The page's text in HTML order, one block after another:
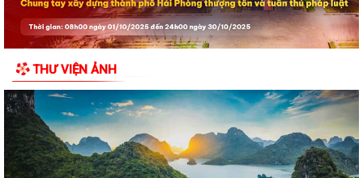
Khai mạc Lễ hội truyền thống Đình Phù Long năm 2026
Đặc khu Cát Hải dâng hương tưởng niệm các Anh hùng liệt sĩ nhân kỷ
niệm 79 năm Ngày Thương binh -...
Lãnh đạo đặc khu Cát Hải thăm, tặng quà người có công nhân kỷ niệm
79 năm Ngày Thương binh - Liệt sĩ
Bí thư Đảng ủy đặc khu Cát Hải được Chủ tịch UBND thành phố tặng
Bằng khen
THƯ VIỆN ẢNH